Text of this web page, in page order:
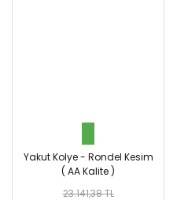
Yakut Kolye - Rondel Kesim
( AA Kalite )
23.141,38 TL